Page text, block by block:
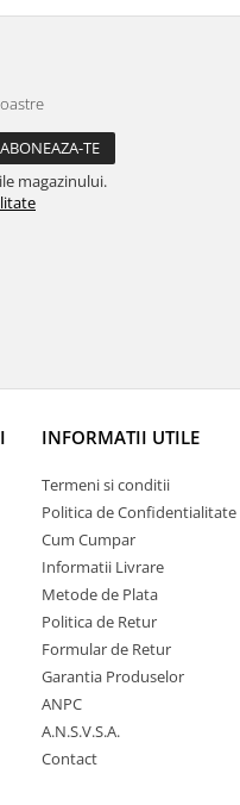
magazinului.
INFORMATII UTILE
Termeni si conditii
Politica de Confidentialitate
Cum Cumpar
Informatii Livrare
Metode de Plata
Politica de Retur
Formular de Retur
Garantia Produselor
ANPC
A.N.S.V.S.A.
Contact